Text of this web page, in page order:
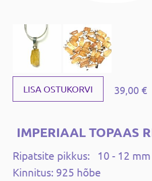
LISA OSTUKORVI 39,00 €
IMPERIAAL TOPAAS
Ripatsite pikkus: 10 - 12 mm
Kinnitus: 925 hõbe